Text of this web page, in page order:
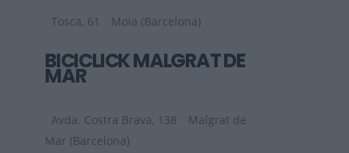
Tosca, 61 Moia (Barcelona)
BICICLICK MALGRAT DE
MAR
Avda. Costra Brava, 138
Malgrat de
Mar (Barcelona)